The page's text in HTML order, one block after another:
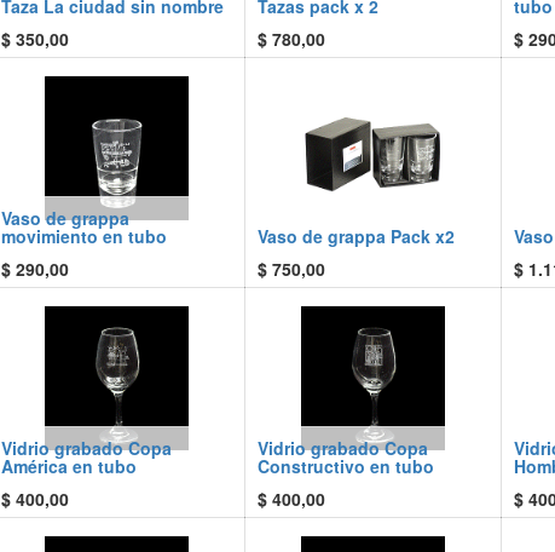
Taza La ciudad sin nombre
$ 350,00
Tazas pack x 2
$ 780,00
tubo
$
Vaso de grappa
movimiento en tubo
$ 290,00
Vaso de grappa Pack x2
$ 750,00
$
Vidrio grabado Copa
América en tubo
$ 400,00
Vidrio grabado Copa
Constructivo en tubo
$ 400,00
$